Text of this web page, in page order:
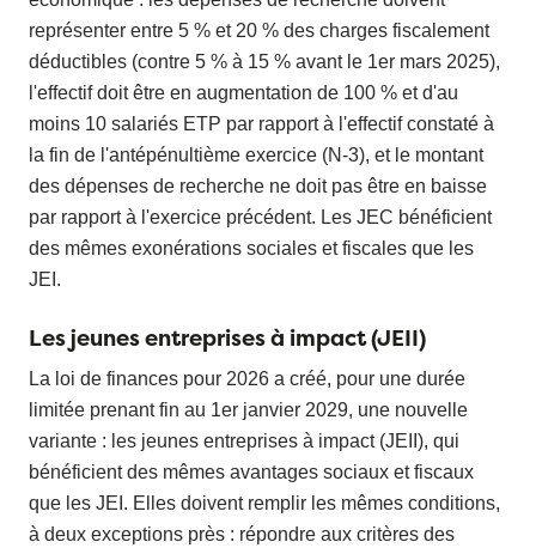
représenter entre 5 % et 20 % des charges fiscalement
déductibles (contre 5 % à 15 % avant le 1er mars 2025),
l'effectif doit être en augmentation de 100 % et d'au
moins 10 salariés ETP par rapport à l'effectif constaté à
la fin de l'antépénultième exercice (N-3), et le montant
des dépenses de recherche ne doit pas être en baisse
par rapport à l'exercice précédent. Les JEC bénéficient
des mêmes exonérations sociales et fiscales que les
JEI.
Les jeunes entreprises à impact (JEII)
La loi de finances pour 2026 a créé, pour une durée
limitée prenant fin au 1er janvier 2029, une nouvelle
variante : les jeunes entreprises à impact (JEII), qui
bénéficient des mêmes avantages sociaux et fiscaux
que les JEI. Elles doivent remplir les mêmes conditions,
à deux exceptions près : répondre aux critères des